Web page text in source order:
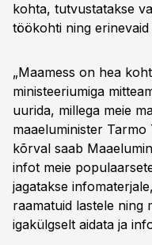
kohta, tutvustatakse
töökohti ning erinevaid
„Maamess on hea
ministeeriumiga
uurida, millega meie
maaeluminister Tarmo
kõrval saab
infot meie
jagatakse
raamatuid lastele ning
igakülgselt aidata ja